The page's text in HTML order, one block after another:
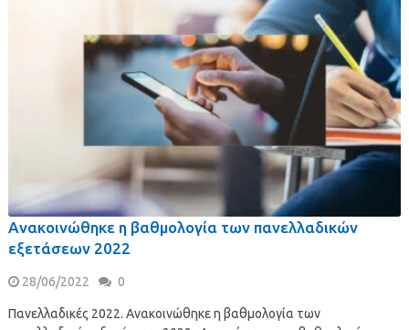
Ανακοινώθηκε η βαθμολογία των πανελλαδικών
εξετάσεων 2022
28/06/2022 0
Πανελλαδικές 2022. Ανακοινώθηκε η βαθμολογία των